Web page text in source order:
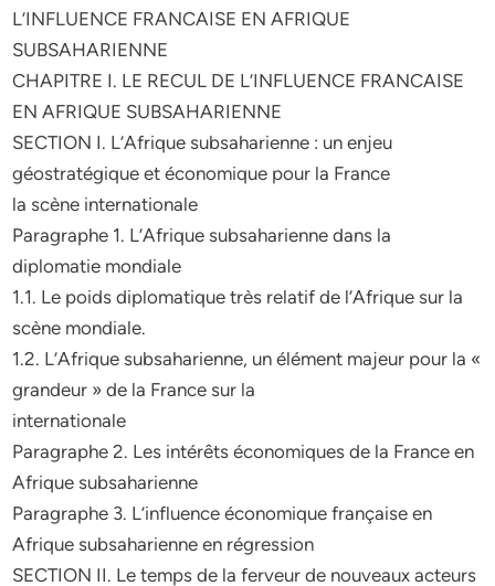
L’INFLUENCE FRANCAISE EN AFRIQUE
SUBSAHARIENNE
CHAPITRE I. LE RECUL DE L’INFLUENCE FRANCAISE
EN AFRIQUE SUBSAHARIENNE
SECTION I. L’Afrique subsaharienne : un enjeu
géostratégique et économique pour la France
la scène internationale
Paragraphe 1. L’Afrique subsaharienne dans la
diplomatie mondiale
1.1. Le poids diplomatique très relatif de l’Afrique sur la
scène mondiale.
1.2. L’Afrique subsaharienne, un élément majeur pour la «
grandeur » de la France sur la
internationale
Paragraphe 2. Les intérêts économiques de la France en
Afrique subsaharienne
Paragraphe 3. L’influence économique française en
Afrique subsaharienne en régression
SECTION II. Le temps de la ferveur de nouveaux acteurs